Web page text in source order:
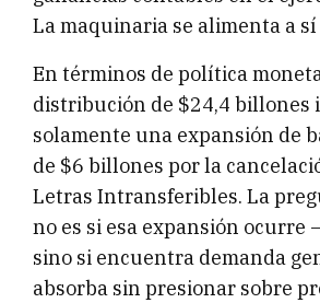
La maquinaria se alimenta a sí
En términos de política
distribución de $24,4 billones
solamente una expansión de
de $6 billones por la
Letras Intransferibles. La
no es si esa expansión
sino si encuentra demanda
absorba sin presionar sobre